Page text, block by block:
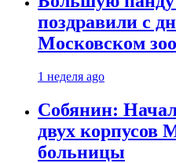
поздравили с
Московском
1 неделя ago
Собянин:
двух корпусов
больницы